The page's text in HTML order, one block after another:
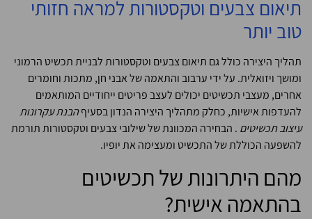
תיאום צבעים וטקסטורות למראה חזותי
טוב יותר
תהליך היצירה כולל גם תיאום צבעים וטקסטורות לבניית תכשיט הרמוני
ומושך ויזואלית. על ידי ערבוב והתאמה של אבני חן, מתכות וחומרים
אחרים, מעצבי תכשיטים יכולים לעצב פריטים ייחודיים המותאמים
להעדפות אישיות, כחלק מתהליך היצירה הנדון בסעיףהבנת עקרונות
עיצוב תכשיטים . הבחירה המכוונת של שילובי צבעים וטקסטורות תורמת
להשפעה הכוללת של התכשיט ומעצימה את יופיו.
מהם היתרונות של תכשיטים
בהתאמה אישית?